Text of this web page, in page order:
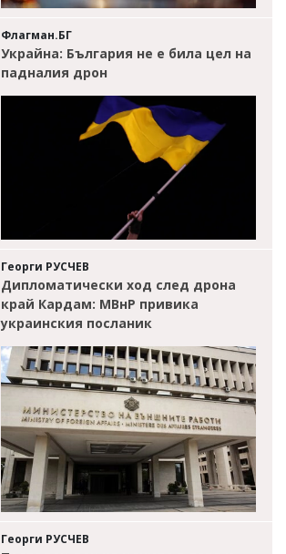
Флагман.БГ
Украйна: България не е била цел на
падналия дрон
Георги РУСЧЕВ
Дипломатически ход след дрона
край Кардам: МВнР привика
украинския посланик
Георги РУСЧЕВ